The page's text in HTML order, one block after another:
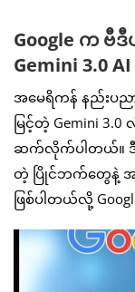
Google က ဗီ
Gemini
အမေရိကန် နည်းပည
မြင့်တဲ့ Gemini
ဆက်လိုက်ပါတယ်။ ဒီ
တဲ့ ပြိုင်ဘက်တွေနဲ့ အ
ဖြစ်ပါတယ်လို့